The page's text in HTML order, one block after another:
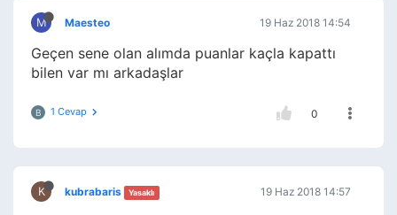
M Maesteo 19 Haz 2018 14:54
Geçen sene olan alımda puanlar kaçla kapattı
bilen var mı arkadaşlar
B 1 Cevap 0
K kubrabaris Yasaklı 19 Haz 2018 14:57